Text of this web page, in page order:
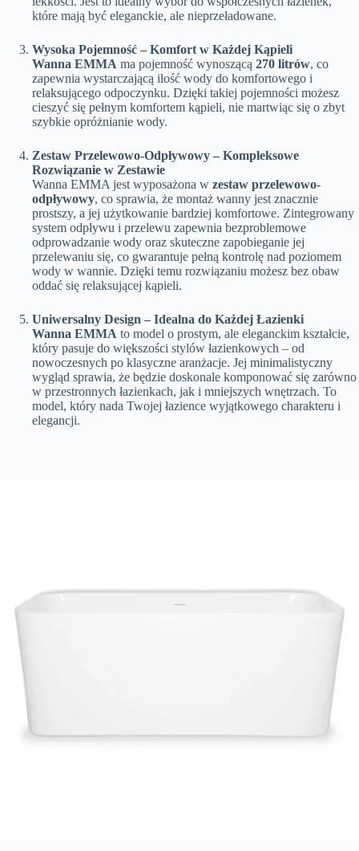
które mają być eleganckie, ale nieprzeładowane.
Wysoka Pojemność – Komfort w Każdej Kąpieli
Wanna EMMA ma pojemność wynoszącą 270 litrów, co
zapewnia wystarczającą ilość wody do komfortowego i
relaksującego odpoczynku. Dzięki takiej pojemności możesz
cieszyć się pełnym komfortem kąpieli, nie martwiąc się o zbyt
szybkie opróżnianie wody.
Zestaw Przelewowo-Odpływowy – Kompleksowe
Rozwiązanie w Zestawie
Wanna EMMA jest wyposażona w zestaw przelewowo-
odpływowy, co sprawia, że montaż wanny jest znacznie
prostszy, a jej użytkowanie bardziej komfortowe. Zintegrowany
system odpływu i przelewu zapewnia bezproblemowe
odprowadzanie wody oraz skuteczne zapobieganie jej
przelewaniu się, co gwarantuje pełną kontrolę nad poziomem
wody w wannie. Dzięki temu rozwiązaniu możesz bez obaw
oddać się relaksującej kąpieli.
Uniwersalny Design – Idealna do Każdej Łazienki
Wanna EMMA to model o prostym, ale eleganckim kształcie,
który pasuje do większości stylów łazienkowych – od
nowoczesnych po klasyczne aranżacje. Jej minimalistyczny
wygląd sprawia, że będzie doskonale komponować się zarówno
w przestronnych łazienkach, jak i mniejszych wnętrzach. To
model, który nada Twojej łazience wyjątkowego charakteru i
elegancji.